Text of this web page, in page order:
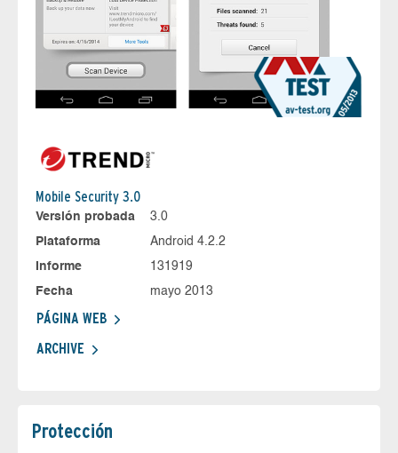
Mobile Security 3.0
Versión probada
3.0
Plataforma
Android 4.2.2
Informe
131919
Fecha
mayo 2013
PÁGINA WEB
ARCHIVE
Protección